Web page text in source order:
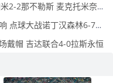
2026年01月12日 6轮连胜终结！国米2-2那不勒斯 麦克托米奈双响恰20点射孔蒂染红
2026年01月10日 足总杯-奥多伊双响 点球大战诺丁汉森林6-7雷克瑟姆
戴帽 吉达联合4-0拉斯永恒